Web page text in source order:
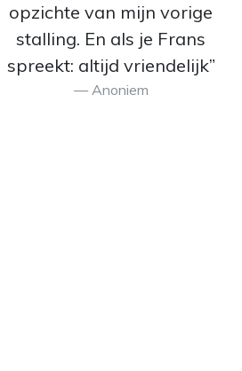
opzichte van mijn vorige
stalling. En als je Frans
spreekt: altijd vriendelijk”
Anoniem